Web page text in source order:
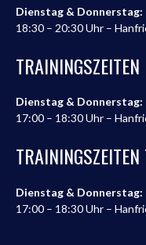
Dienstag & Donnerstag:
18:30 – 20:30 Uhr –
TRAININGSZEITEN
Dienstag & Donnerstag:
17:00 – 18:30 Uhr –
Dienstag & Donnerstag:
17:00 – 18:30 Uhr –